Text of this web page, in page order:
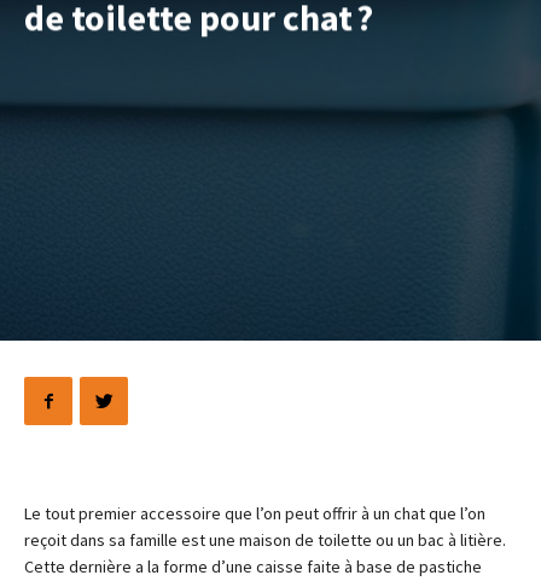
de toilette pour chat ?
Le tout premier accessoire que l’on peut offrir à un chat que l’on
reçoit dans sa famille est une maison de toilette ou un bac à litière.
Cette dernière a la forme d’une caisse faite à base de pastiche